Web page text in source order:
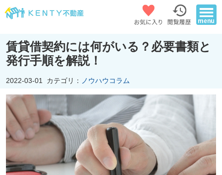
賃貸借契約には何がいる？必要書類と
発行手順を解説！
2022-03-01 カテゴリ： ノウハウコラム